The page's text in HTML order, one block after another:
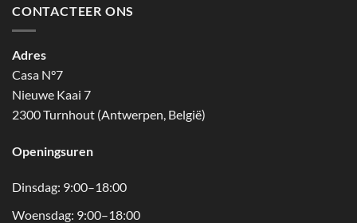
CONTACTEER ONS
Adres
Casa N°7
Nieuwe Kaai 7
2300 Turnhout (Antwerpen, België)
Openingsuren
Dinsdag: 9:00–18:00
Woensdag: 9:00–18:00